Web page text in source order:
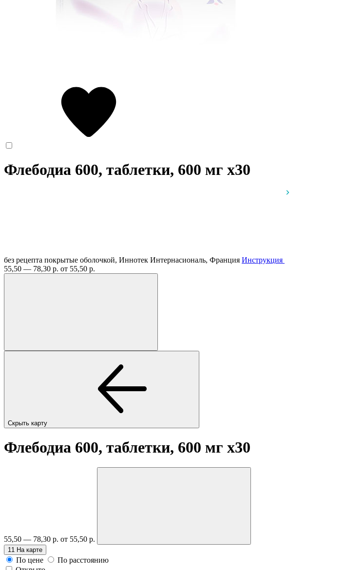
Флебодиа 600, таблетки, 600 мг x30
без рецепта покрытые оболочкой, Иннотек Интернасиональ, Франция Инструкция
55,50 — 78,30 р. от 55,50 р.
Скрыть карту
Флебодиа 600, таблетки, 600 мг x30
55,50 — 78,30 р. от 55,50 р.
11 На карте
По цене
По расстоянию